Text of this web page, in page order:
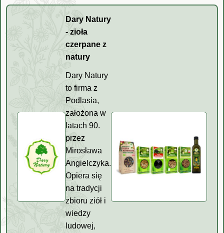
Dary Natury
- zioła
czerpane z
natury
Dary Natury
to firma z
Podlasia,
założona w
latach 90.
przez
Mirosława
Angielczyka.
Opiera się
na tradycji
zbioru ziół i
wiedzy
ludowej,